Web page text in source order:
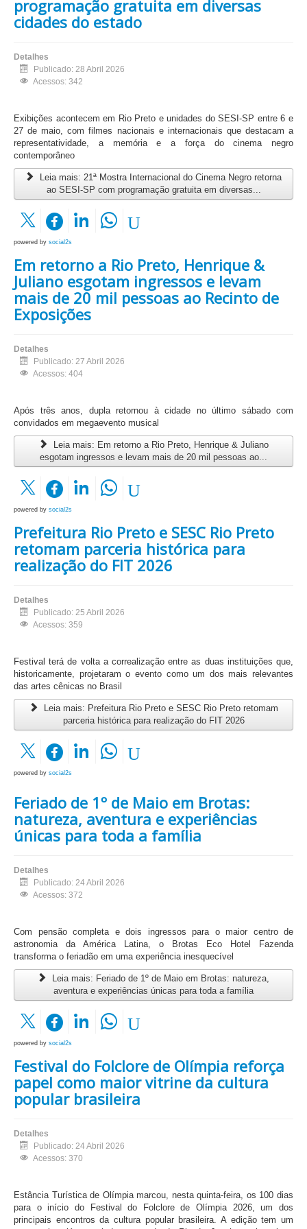
programação gratuita em diversas
cidades do estado
Detalhes
Publicado: 28 Abril 2026
Acessos: 342
Exibições acontecem em Rio Preto e unidades do SESI-SP entre 6 e
27 de maio, com filmes nacionais e internacionais que destacam a
representatividade, a memória e a força do cinema negro
contemporâneo
Leia mais: 21ª Mostra Internacional do Cinema Negro retorna
ao SESI-SP com programação gratuita em diversas...
powered by social2s
Em retorno a Rio Preto, Henrique &
Juliano esgotam ingressos e levam
mais de 20 mil pessoas ao Recinto de
Exposições
Detalhes
Publicado: 27 Abril 2026
Acessos: 404
Após três anos, dupla retornou à cidade no último sábado com
convidados em megaevento musical
Leia mais: Em retorno a Rio Preto, Henrique & Juliano
esgotam ingressos e levam mais de 20 mil pessoas ao...
powered by social2s
Prefeitura Rio Preto e SESC Rio Preto
retomam parceria histórica para
realização do FIT 2026
Detalhes
Publicado: 25 Abril 2026
Acessos: 359
Festival terá de volta a correalização entre as duas instituições que,
historicamente, projetaram o evento como um dos mais relevantes
das artes cênicas no Brasil
Leia mais: Prefeitura Rio Preto e SESC Rio Preto retomam
parceria histórica para realização do FIT 2026
powered by social2s
Feriado de 1º de Maio em Brotas:
natureza, aventura e experiências
únicas para toda a família
Detalhes
Publicado: 24 Abril 2026
Acessos: 372
Com pensão completa e dois ingressos para o maior centro de
astronomia da América Latina, o Brotas Eco Hotel Fazenda
transforma o feriadão em uma experiência inesquecível
Leia mais: Feriado de 1º de Maio em Brotas: natureza,
aventura e experiências únicas para toda a família
powered by social2s
Festival do Folclore de Olímpia reforça
papel como maior vitrine da cultura
popular brasileira
Detalhes
Publicado: 24 Abril 2026
Acessos: 370
Estância Turística de Olímpia marcou, nesta quinta-feira, os 100 dias
para o início do Festival do Folclore de Olímpia 2026, um dos
principais encontros da cultura popular brasileira. A edição tem um